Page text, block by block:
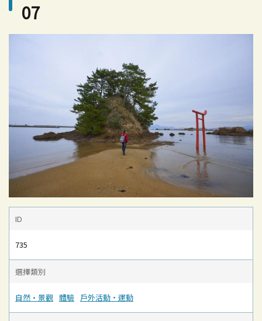
07
ID
735
選擇類別
自然·景觀 體驗 戶外活動‧運動